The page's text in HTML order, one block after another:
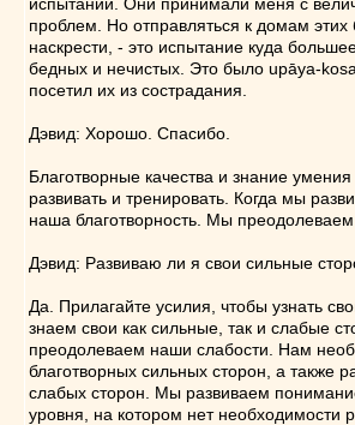
проблем. Но отправляться к домам
наскрести, - это испытание куда
бедных и нечистых. Это было upāya-
посетил их из сострадания.
Дэвид: Хорошо. Спасибо.
Благотворные качества и знание
развивать и тренировать. Когда мы
наша благотворность. Мы
Дэвид: Развиваю ли я свои сильные
Да. Прилагайте усилия, чтобы узнать
знаем свои как сильные, так и слабые
преодолеваем наши слабости. Нам
благотворных сильных сторон, а также
слабых сторон. Мы развиваем
уровня, на котором нет необходимости